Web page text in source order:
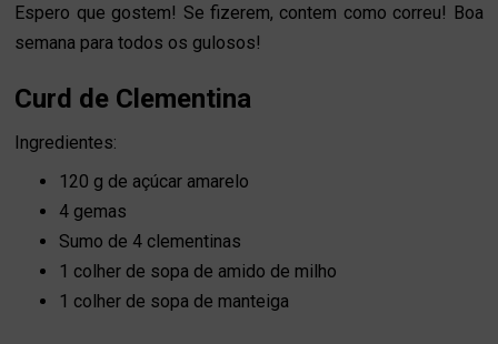
Espero que gostem! Se fizerem, contem como correu! Boa
semana para todos os gulosos!
Curd de Clementina
Ingredientes:
120 g de açúcar amarelo
4 gemas
Sumo de 4 clementinas
1 colher de sopa de amido de milho
1 colher de sopa de manteiga